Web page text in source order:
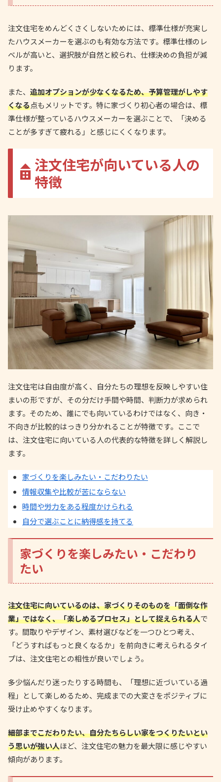
注文住宅をめんどくさくしないためには、標準仕様が充実し
たハウスメーカーを選ぶのも有効な方法です。標準仕様のレ
ベルが高いと、選択肢が自然と絞られ、仕様決めの負担が減
ります。
また、 追加オプションが少なくなるため、予算管理がしやす
くなる点もメリットです。特に家づくり初心者の場合は、標
準仕様が整っているハウスメーカーを選ぶことで、「決める
ことが多すぎて疲れる」と感じにくくなります。
注文住宅が向いている人の
特徴
注文住宅は自由度が高く、自分たちの理想を反映しやすい住
まいの形ですが、その分だけ手間や時間、判断力が求められ
ます。そのため、誰にでも向いているわけではなく、向き・
不向きが比較的はっきり分かれることが特徴です。ここで
は、注文住宅に向いている人の代表的な特徴を詳しく解説し
ます。
家づくりを楽しみたい・こだわりたい
情報収集や比較が苦にならない
時間や労力をある程度かけられる
自分で選ぶことに納得感を持てる
家づくりを楽しみたい・こだわり
たい
注文住宅に向いているのは、家づくりそのものを「面倒な作
業」ではなく、「楽しめるプロセス」として捉えられる人で
す。間取りやデザイン、素材選びなどを一つひとつ考え、
「どうすればもっと良くなるか」を前向きに考えられるタイ
プは、注文住宅との相性が良いでしょう。
多少悩んだり迷ったりする時間も、「理想に近づいている過
程」として楽しめるため、完成までの大変さをポジティブに
受け止めやすくなります。
細部までこだわりたい、自分たちらしい家をつくりたいとい
う思いが強い人ほど、注文住宅の魅力を最大限に感じやすい
傾向があります。